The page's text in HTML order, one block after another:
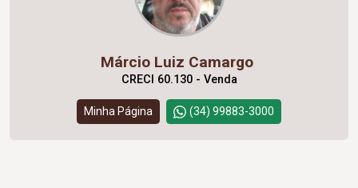
Márcio Luiz Camargo
CRECI 60.130 - Venda
Minha Página (34) 99883-3000